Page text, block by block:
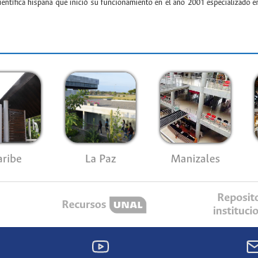
hispana que inició su funcionamiento en el año 2001 especializado
La Paz Manizales
Recursos